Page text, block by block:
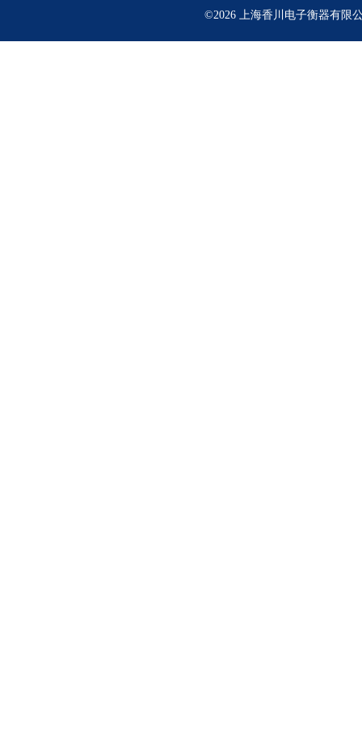
©2026 上海香川电子衡器有限